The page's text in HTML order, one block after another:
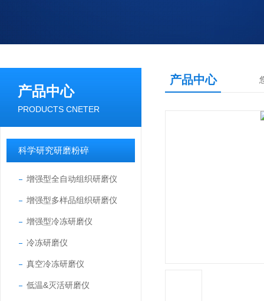
产品中心
PRODUCTS CNETER
科学研究研磨粉碎
增强型全自动组织研磨仪
增强型多样品组织研磨仪
增强型冷冻研磨仪
冷冻研磨仪
真空冷冻研磨仪
低温&灭活研磨仪
产品中心